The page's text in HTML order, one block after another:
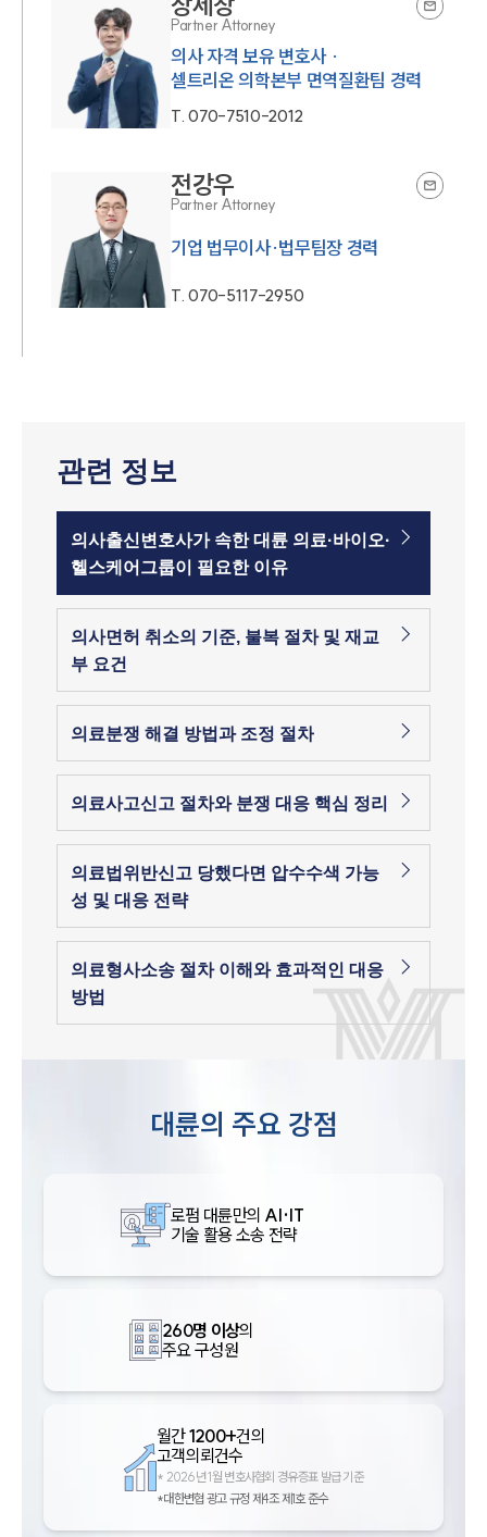
Partner Attorney
의사 자격 보유 변호사 ·
셀트리온 의학본부 면역질환팀 경력
T.070-7510-2012
전강우
Partner Attorney
기업 법무이사·법무팀장 경력
T.070-5117-2950
관련 정보
의사출신변호사가 속한 대륜 의료·바이오·
헬스케어그룹이 필요한 이유
의사면허 취소의 기준, 불복 절차 및 재교
부 요건
의료분쟁 해결 방법과 조정 절차
의료사고신고 절차와 분쟁 대응 핵심 정리
의료법위반신고 당했다면 압수수색 가능
성 및 대응 전략
의료형사소송 절차 이해와 효과적인 대응
방법
대륜의 주요 강점
로펌 대륜만의 AI·IT
기술 활용 소송 전략
260명 이상의
주요 구성원
월간1200+건의
고객의뢰건수
* 2026년 1월 변호사협회 경유증표 발급 기준
*대한변협 광고 규정 제4조 제1호 준수